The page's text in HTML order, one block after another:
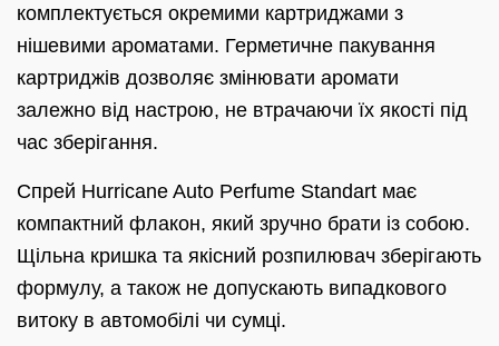
комплектується окремими картриджами з
нішевими ароматами. Герметичне пакування
картриджів дозволяє змінювати аромати
залежно від настрою, не втрачаючи їх якості під
час зберігання.
Спрей Hurricane Auto Perfume Standart має
компактний флакон, який зручно брати із собою.
Щільна кришка та якісний розпилювач зберігають
формулу, а також не допускають випадкового
витоку в автомобілі чи сумці.